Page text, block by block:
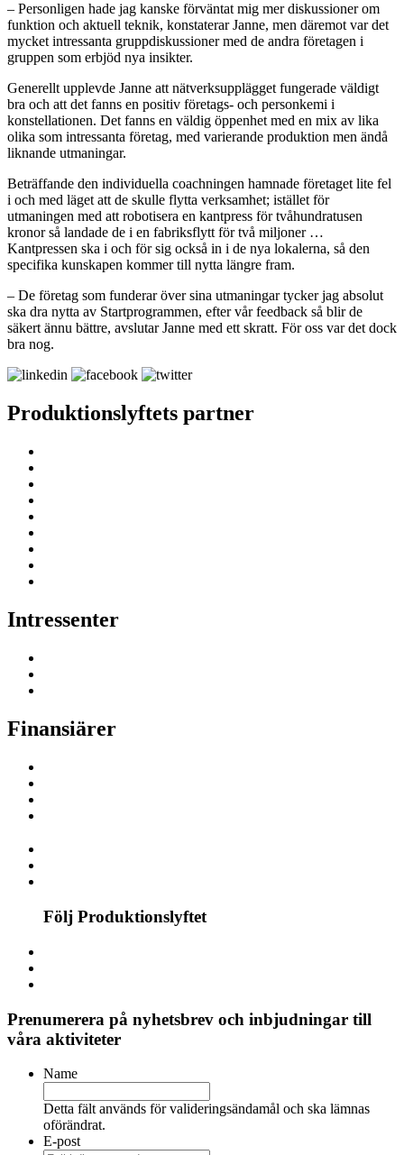
– Personligen hade jag kanske förväntat mig mer diskussioner om
funktion och aktuell teknik, konstaterar Janne, men däremot var det
mycket intressanta gruppdiskussioner med de andra företagen i
gruppen som erbjöd nya insikter.
Generellt upplevde Janne att nätverksupplägget fungerade väldigt
bra och att det fanns en positiv företags- och personkemi i
konstellationen. Det fanns en väldig öppenhet med en mix av lika
olika som intressanta företag, med varierande produktion men ändå
liknande utmaningar.
Beträffande den individuella coachningen hamnade företaget lite fel
i och med läget att de skulle flytta verksamhet; istället för
utmaningen med att robotisera en kantpress för tvåhundratusen
kronor så landade de i en fabriksflytt för två miljoner …
Kantpressen ska i och för sig också in i de nya lokalerna, så den
specifika kunskapen kommer till nytta längre fram.
– De företag som funderar över sina utmaningar tycker jag absolut
ska dra nytta av Startprogrammen, efter vår feedback så blir de
säkert ännu bättre, avslutar Janne med ett skratt. För oss var det dock
bra nog.
Produktionslyftets partner
Intressenter
Finansiärer
Följ Produktionslyftet
Prenumerera på nyhetsbrev och inbjudningar till
våra aktiviteter
Name
Detta fält används för valideringsändamål och ska lämnas
oförändrat.
E-post